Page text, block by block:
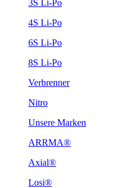
3S Li-Po
4S Li-Po
6S Li-Po
8S Li-Po
Verbrenner
Nitro
Unsere Marken
ARRMA®
Axial®
Losi®